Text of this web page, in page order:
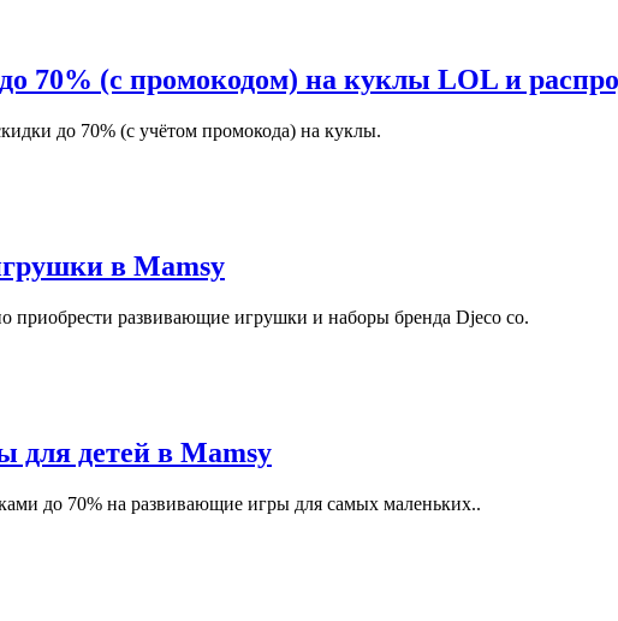
70% (с промокодом) на куклы LOL и
до 70% (с учётом промокода) на куклы.
в Mamsy
приобрести развивающие игрушки и наборы бренда Djeco со.
для детей в Mamsy
до 70% на развивающие игры для самых маленьких..